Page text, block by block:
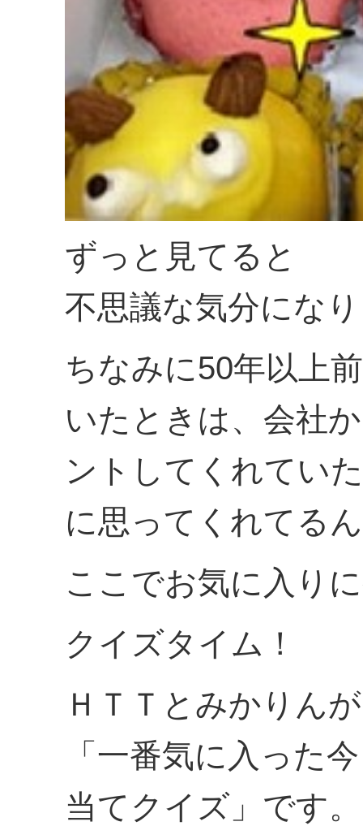
ずっと見てると
不思議な気分にな
ちなみに50年以上
いたときは、会社
ントしてくれてい
に思ってくれてる
ここでお気に入り
クイズタイム！
ＨＴＴとみかりんが
「一番気に入った
当てクイズ」です。